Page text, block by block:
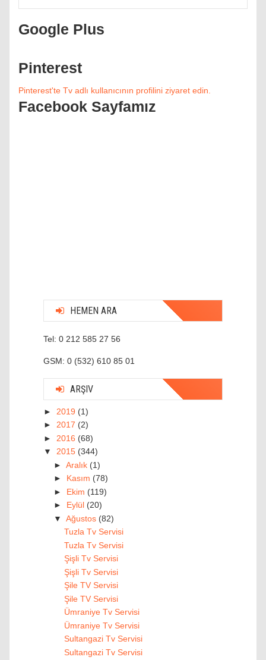
Google Plus
Pinterest
Pinterest'te Tv adlı kullanıcının profilini ziyaret edin.
Facebook Sayfamız
HEMEN ARA
Tel: 0 212 585 27 56
GSM: 0 (532) 610 85 01
ARŞIV
► 2019 (1)
► 2017 (2)
► 2016 (68)
▼ 2015 (344)
► Aralık (1)
► Kasım (78)
► Ekim (119)
► Eylül (20)
▼ Ağustos (82)
Tuzla Tv Servisi
Tuzla Tv Servisi
Şişli Tv Servisi
Şişli Tv Servisi
Şile TV Servisi
Şile TV Servisi
Ümraniye Tv Servisi
Ümraniye Tv Servisi
Sultangazi Tv Servisi
Sultangazi Tv Servisi